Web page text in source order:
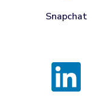
Snapchat